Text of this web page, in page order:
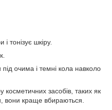
тонізує шкіру.
очима і темні кола навколо
засобів, таких як
вони краще вбираються.